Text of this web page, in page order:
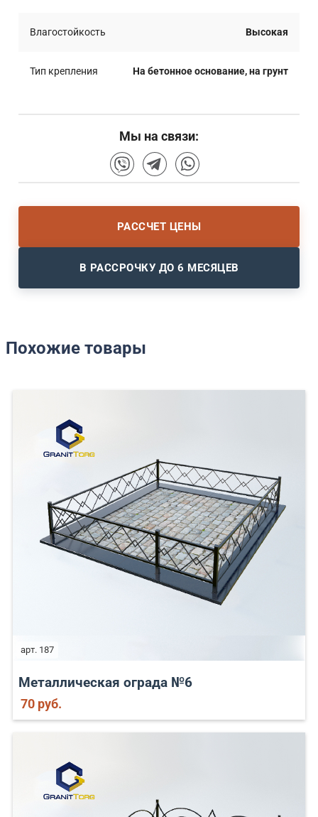
Влагостойкость Высокая
Тип крепления На бетонное основание, на грунт
Мы на связи:
РАССЧЕТ ЦЕНЫ
В РАССРОЧКУ ДО 6 МЕСЯЦЕВ
Похожие товары
арт. 187
Металлическая ограда №6
70 руб.